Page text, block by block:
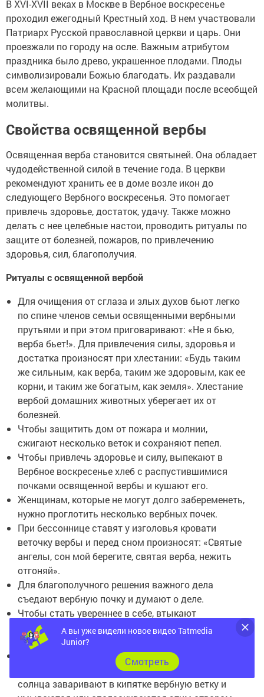
В XVI-XVII веках в Москве в Вербное воскресенье
проходил ежегодный Крестный ход. В нем участвовали
Патриарх Русской православной церкви и царь. Они
проезжали по городу на осле. Важным атрибутом
праздника было древо, украшенное плодами. Плоды
символизировали Божью благодать. Их раздавали
всем желающими на Красной площади после всеобщей
молитвы.
Свойства освященной вербы
Освященная верба становится святыней. Она обладает
чудодейственной силой в течение года. В церкви
рекомендуют хранить ее в доме возле икон до
следующего Вербного воскресенья. Это помогает
привлечь здоровье, достаток, удачу. Также можно
делать с нее целебные настои, проводить ритуалы по
защите от болезней, пожаров, по привлечению
здоровья, сил, благополучия.
Ритуалы с освященной вербой
Для очищения от сглаза и злых духов бьют легко
по спине членов семьи освященными вербными
прутьями и при этом приговаривают: «Не я бью,
верба бьет!». Для привлечения силы, здоровья и
достатка произносят при хлестании: «Будь таким
же сильным, как верба, таким же здоровым, как ее
корни, и таким же богатым, как земля». Хлестание
вербой домашних животных уберегает их от
болезней.
Чтобы защитить дом от пожара и молнии,
сжигают несколько веток и сохраняют пепел.
Чтобы привлечь здоровье и силу, выпекают в
Вербное воскресенье хлеб с распустившимися
почками освященной вербы и кушают его.
Женщинам, которые не могут долго забеременеть,
нужно проглотить несколько вербных почек.
При бессоннице ставят у изголовья кровати
веточку вербы и перед сном произносят: «Святые
ангелы, сон мой берегите, святая верба, нежить
отгоняй».
Для благополучного решения важного дела
съедают вербную почку и думают о деле.
Чтобы стать увереннее в себе, втыкают
освященную веточку в крышу дома или в углу
потолка.
Чтобы быть сильными и здоровыми, в Чистый
четверг (за три дня перед Пасхой) до восхода
солнца заваривают в кипятке вербную ветку и
А вы уже видели новое видео Tatmedia
Junior?
Cмотреть